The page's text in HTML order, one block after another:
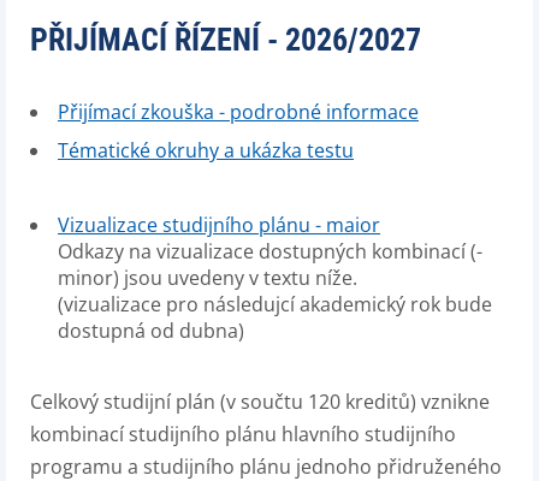
PŘIJÍMACÍ ŘÍZENÍ - 2026/2027
Přijímací zkouška - podrobné informace
Tématické okruhy a ukázka testu
Vizualizace studijního plánu - maior
Odkazy na vizualizace dostupných kombinací (-
minor) jsou uvedeny v textu níže.
(vizualizace pro následujcí akademický rok bude
dostupná od dubna)
Celkový studijní plán (v součtu 120 kreditů) vznikne
kombinací studijního plánu hlavního studijního
programu a studijního plánu jednoho přidruženého